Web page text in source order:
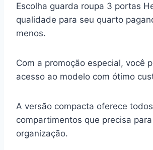
Escolha guarda roupa 3 portas
qualidade para seu quarto
menos.
Com a promoção especial, você
acesso ao modelo com ótimo
A versão compacta oferece
compartimentos que precisa
organização.